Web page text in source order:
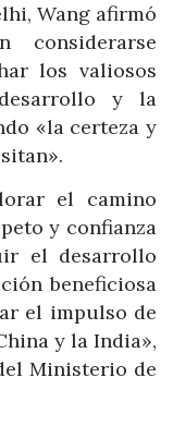
Wang afirmó
considerarse
los valiosos
y la
«la certeza y
el camino
y confianza
el desarrollo
beneficiosa
el impulso de
y la India»,
Ministerio de